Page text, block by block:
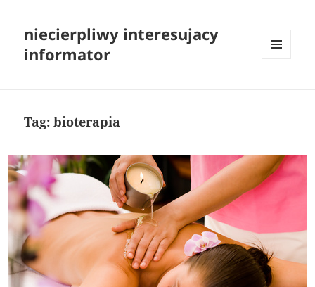
niecierpliwy interesujacy
informator
Tag:bioterapia